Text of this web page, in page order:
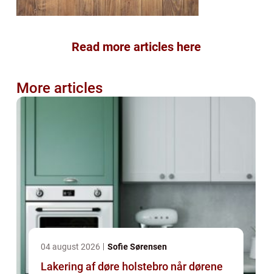
Read more articles here
More articles
04 august 2026 Sofie Sørensen
Lakering af døre holstebro når dørene